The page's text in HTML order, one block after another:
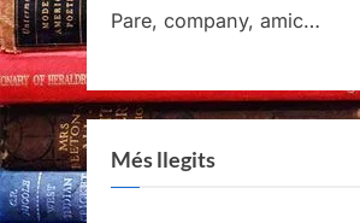
Pare, company, amic…
Més llegits